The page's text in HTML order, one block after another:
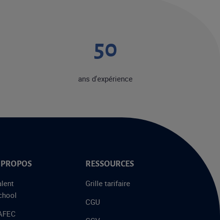
50
ans d'expérience
RESSOURCES
Grille tarifaire
CGU